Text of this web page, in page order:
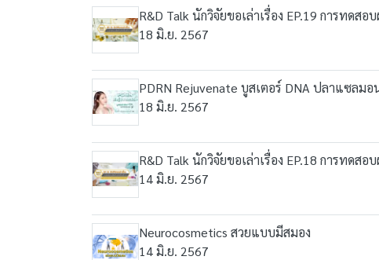
R&D Talk นักวิจัยขอเล่าเรื่อง EP.19 การทด
18 มิ.ย. 2567
PDRN Rejuvenate บูสเตอร์ DNA ปลาแซลมอ
18 มิ.ย. 2567
R&D Talk นักวิจัยขอเล่าเรื่อง EP.18 การทด
14 มิ.ย. 2567
Neurocosmetics สวยแบบมีสมอง
14 มิ.ย. 2567